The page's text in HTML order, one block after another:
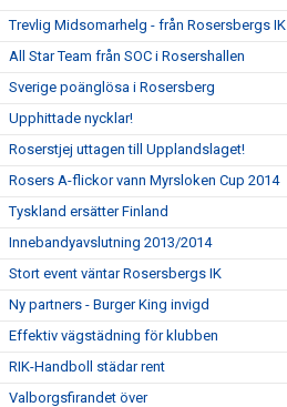
Trevlig Midsomarhelg - från Rosersbergs IK
All Star Team från SOC i Rosershallen
Sverige poänglösa i Rosersberg
Upphittade nycklar!
Roserstjej uttagen till Upplandslaget!
Rosers A-flickor vann Myrsloken Cup 2014
Tyskland ersätter Finland
Innebandyavslutning 2013/2014
Stort event väntar Rosersbergs IK
Ny partners - Burger King invigd
Effektiv vägstädning för klubben
RIK-Handboll städar rent
Valborgsfirandet över